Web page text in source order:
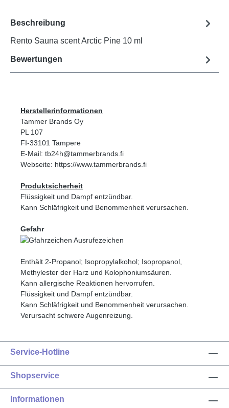
Beschreibung
Rento Sauna scent Arctic Pine 10 ml
Bewertungen
Herstellerinformationen
Tammer Brands Oy
PL 107
FI-33101 Tampere
E-Mail: tb24h@tammerbrands.fi
Webseite: https://www.tammerbrands.fi
Produktsicherheit
Flüssigkeit und Dampf entzündbar.
Kann Schläfrigkeit und Benommenheit verursachen.
Gefahr
Enthält 2-Propanol; Isopropylalkohol; Isopropanol,
Methylester der Harz und Kolophoniumsäuren.
Kann allergische Reaktionen hervorrufen.
Flüssigkeit und Dampf entzündbar.
Kann Schläfrigkeit und Benommenheit verursachen.
Verursacht schwere Augenreizung.
Service-Hotline
Shopservice
Informationen